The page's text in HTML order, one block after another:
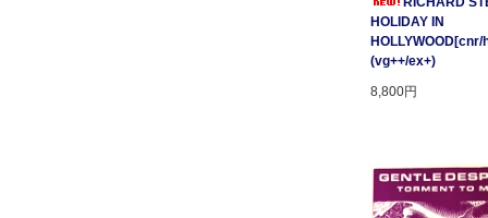
HOLIDAY IN
(vg++/ex+)
8,800円